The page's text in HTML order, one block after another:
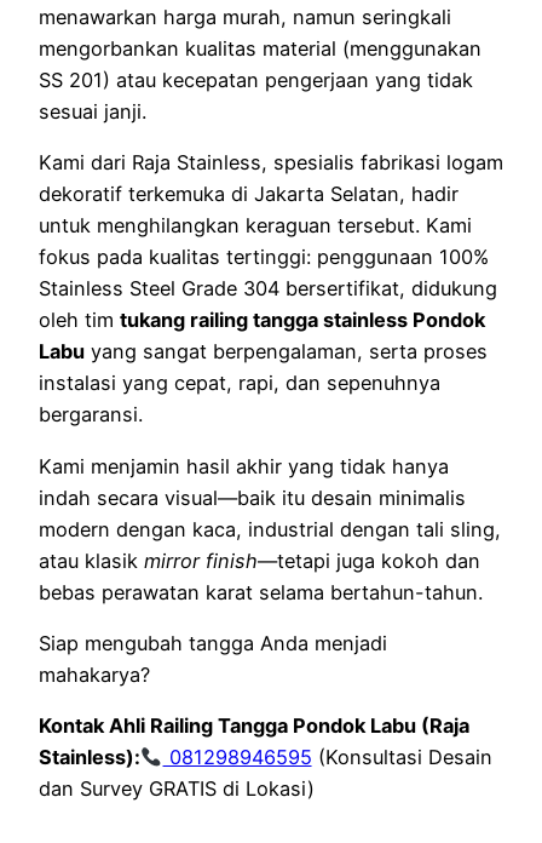
menawarkan harga murah, namun seringkali
mengorbankan kualitas material (menggunakan
SS 201) atau kecepatan pengerjaan yang tidak
sesuai janji.
Kami dari Raja Stainless, spesialis fabrikasi logam
dekoratif terkemuka di Jakarta Selatan, hadir
untuk menghilangkan keraguan tersebut. Kami
fokus pada kualitas tertinggi: penggunaan 100%
Stainless Steel Grade 304 bersertifikat, didukung
oleh tim tukang railing tangga stainless Pondok
Labu yang sangat berpengalaman, serta proses
instalasi yang cepat, rapi, dan sepenuhnya
bergaransi.
Kami menjamin hasil akhir yang tidak hanya
indah secara visual—baik itu desain minimalis
modern dengan kaca, industrial dengan tali sling,
atau klasik mirror finish—tetapi juga kokoh dan
bebas perawatan karat selama bertahun-tahun.
Siap mengubah tangga Anda menjadi
mahakarya?
Kontak Ahli Railing Tangga Pondok Labu (Raja
Stainless):
081298946595 (Konsultasi Desain
dan Survey GRATIS di Lokasi)